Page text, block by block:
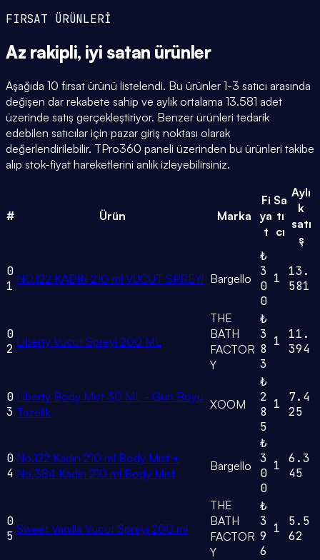
FIRSAT ÜRÜNLERİ
Az rakipli, iyi satan ürünler
Aşağıda 10 fırsat ürünü listelendi. Bu ürünler 1-3 satıcı arasında
değişen dar rekabete sahip ve aylık ortalama 13.581 adet
üzerinde satış gerçekleştiriyor. Benzer ürünleri tedarik
edebilen satıcılar için pazar giriş noktası olarak
değerlendirilebilir. TPro360 paneli üzerinden bu ürünleri takibe
alıp stok-fiyat hareketlerini anlık izleyebilirsiniz.
# Ürün Marka
Fi
ya
t
Sa
tı
cı
Aylı
k
satı
ş
0
1 NO.122 KADIN 210 ml VÜCUT SPREYİ Bargello
₺
3
0
0
1
13.
581
0
2 Liberty Vücut Spreyi 200 ML
THE
BATH
FACTOR
Y
₺
3
8
3
1
11.
394
0
3
Liberty Body Mist 30 ML - Gün Boyu
Tazelik
XOOM
₺
2
8
5
1
7.4
25
0
4
No.122 Kadın 210 ml Body Mist +
No.384 Kadın 210 ml Body Mist
Bargello
₺
3
0
0
1
6.3
45
0
5 Sweet Vanilla Vücut Spreyi 200 ml
THE
BATH
FACTOR
Y
₺
3
9
6
1
5.5
62